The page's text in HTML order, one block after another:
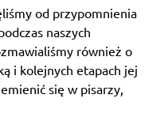
od przypomnienia
naszych
również o
i kolejnych etapach jej
się w pisarzy,